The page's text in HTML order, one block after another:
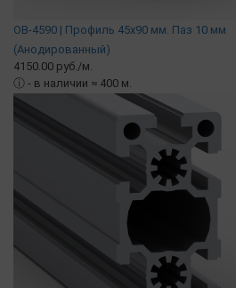
OB-4590 | Профиль 45х90 мм. Паз 10 мм
(Анодированный)
4150.00 руб./м.
ⓘ - в наличии ≈ 400 м.